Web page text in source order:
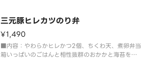
三元豚ヒレカツのり弁
¥1,490
■内容：やわらかヒレかつ2個、ちくわ天、煮卵弁当
箱いっぱいのごはんと相性抜群のおかかと海苔を敷